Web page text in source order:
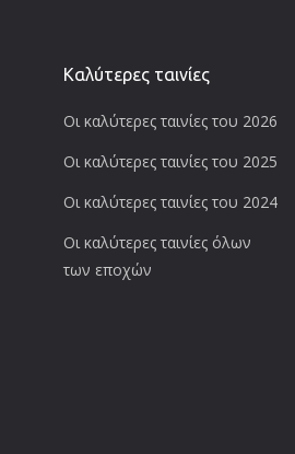
Καλύτερες ταινίες
Οι καλύτερες ταινίες του 2026
Οι καλύτερες ταινίες του 2025
Οι καλύτερες ταινίες του 2024
Οι καλύτερες ταινίες όλων
των εποχών